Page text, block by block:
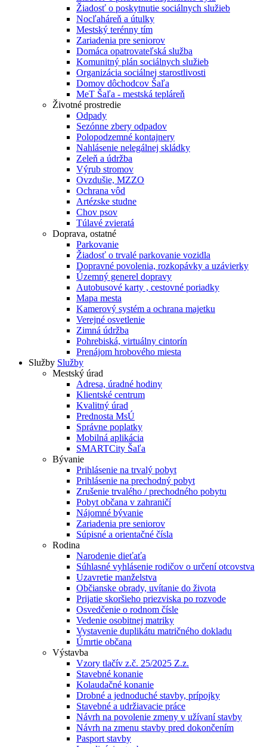
Žiadosť o poskytnutie sociálnych služieb
Nocľaháreň a útulky
Mestský terénny tím
Zariadenia pre seniorov
Domáca opatrovateľská služba
Komunitný plán sociálnych služieb
Organizácia sociálnej starostlivosti
Domov dôchodcov Šaľa
MeT Šaľa - mestská tepláreň
Životné prostredie
Odpady
Sezónne zbery odpadov
Polopodzemné kontajnery
Nahlásenie nelegálnej skládky
Zeleň a údržba
Výrub stromov
Ovzdušie, MZZO
Ochrana vôd
Artézske studne
Chov psov
Túlavé zvieratá
Doprava, ostatné
Parkovanie
Žiadosť o trvalé parkovanie vozidla
Dopravné povolenia, rozkopávky a uzávierky
Územný generel dopravy
Autobusové karty , cestovné poriadky
Mapa mesta
Kamerový systém a ochrana majetku
Verejné osvetlenie
Zimná údržba
Pohrebiská, virtuálny cintorín
Prenájom hrobového miesta
Služby Služby
Mestský úrad
Adresa, úradné hodiny
Klientské centrum
Kvalitný úrad
Prednosta MsÚ
Správne poplatky
Mobilná aplikácia
SMARTCity Šaľa
Bývanie
Prihlásenie na trvalý pobyt
Prihlásenie na prechodný pobyt
Zrušenie trvalého / prechodného pobytu
Pobyt občana v zahraničí
Nájomné bývanie
Zariadenia pre seniorov
Súpisné a orientačné čísla
Rodina
Narodenie dieťaťa
Súhlasné vyhlásenie rodičov o určení otcovstva
Uzavretie manželstva
Občianske obrady, uvítanie do života
Prijatie skoršieho priezviska po rozvode
Osvedčenie o rodnom čísle
Vedenie osobitnej matriky
Vystavenie duplikátu matričného dokladu
Úmrtie občana
Výstavba
Vzory tlačív z.č. 25/2025 Z.z.
Stavebné konanie
Kolaudačné konanie
Drobné a jednoduché stavby, prípojky
Stavebné a udržiavacie práce
Návrh na povolenie zmeny v užívaní stavby
Návrh na zmenu stavby pred dokončením
Pasport stavby